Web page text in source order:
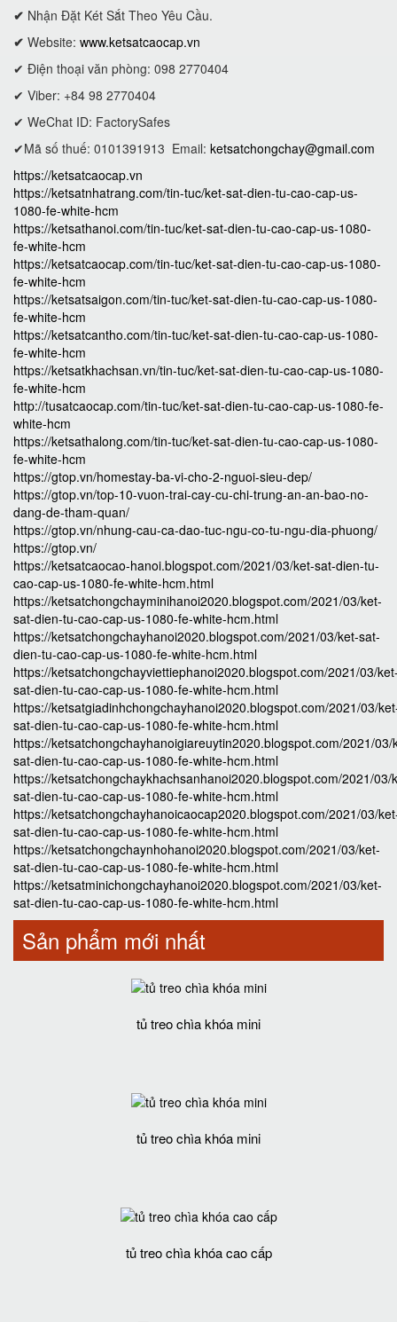
✔ Nhận Đặt Két Sắt Theo Yêu Cầu.
✔ Website: www.ketsatcaocap.vn
✔ Điện thoại văn phòng: 098 2770404
✔ Viber: +84 98 2770404
✔ WeChat ID: FactorySafes
✔Mã số thuế: 0101391913 Email: ketsatchongchay@gmail.com
https://ketsatcaocap.vn
https://ketsatnhatrang.com/tin-tuc/ket-sat-dien-tu-cao-cap-us-
1080-fe-white-hcm
https://ketsathanoi.com/tin-tuc/ket-sat-dien-tu-cao-cap-us-1080-
fe-white-hcm
https://ketsatcaocap.com/tin-tuc/ket-sat-dien-tu-cao-cap-us-1080-
fe-white-hcm
https://ketsatsaigon.com/tin-tuc/ket-sat-dien-tu-cao-cap-us-1080-
fe-white-hcm
https://ketsatcantho.com/tin-tuc/ket-sat-dien-tu-cao-cap-us-1080-
fe-white-hcm
https://ketsatkhachsan.vn/tin-tuc/ket-sat-dien-tu-cao-cap-us-1080-
fe-white-hcm
http://tusatcaocap.com/tin-tuc/ket-sat-dien-tu-cao-cap-us-1080-fe-
white-hcm
https://ketsathalong.com/tin-tuc/ket-sat-dien-tu-cao-cap-us-1080-
fe-white-hcm
https://gtop.vn/homestay-ba-vi-cho-2-nguoi-sieu-dep/
https://gtop.vn/top-10-vuon-trai-cay-cu-chi-trung-an-an-bao-no-
dang-de-tham-quan/
https://gtop.vn/nhung-cau-ca-dao-tuc-ngu-co-tu-ngu-dia-phuong/
https://gtop.vn/
https://ketsatcaocao-hanoi.blogspot.com/2021/03/ket-sat-dien-tu-
cao-cap-us-1080-fe-white-hcm.html
https://ketsatchongchayminihanoi2020.blogspot.com/2021/03/ket-
sat-dien-tu-cao-cap-us-1080-fe-white-hcm.html
https://ketsatchongchayhanoi2020.blogspot.com/2021/03/ket-sat-
dien-tu-cao-cap-us-1080-fe-white-hcm.html
https://ketsatchongchayviettiephanoi2020.blogspot.com/2021/03/
sat-dien-tu-cao-cap-us-1080-fe-white-hcm.html
https://ketsatgiadinhchongchayhanoi2020.blogspot.com/2021/03/
sat-dien-tu-cao-cap-us-1080-fe-white-hcm.html
https://ketsatchongchayhanoigiareuytin2020.blogspot.com/2021/03/
sat-dien-tu-cao-cap-us-1080-fe-white-hcm.html
https://ketsatchongchaykhachsanhanoi2020.blogspot.com/2021/03/
sat-dien-tu-cao-cap-us-1080-fe-white-hcm.html
https://ketsatchongchayhanoicaocap2020.blogspot.com/2021/03/
sat-dien-tu-cao-cap-us-1080-fe-white-hcm.html
https://ketsatchongchaynhohanoi2020.blogspot.com/2021/03/ket-
sat-dien-tu-cao-cap-us-1080-fe-white-hcm.html
https://ketsatminichongchayhanoi2020.blogspot.com/2021/03/ket-
sat-dien-tu-cao-cap-us-1080-fe-white-hcm.html
Sản phẩm mới nhất
tủ treo chìa khóa mini
tủ treo chìa khóa mini
tủ treo chìa khóa cao cấp